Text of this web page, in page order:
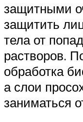
защитными
защитить
тела от
растворов.
обработка
а слои
заниматься